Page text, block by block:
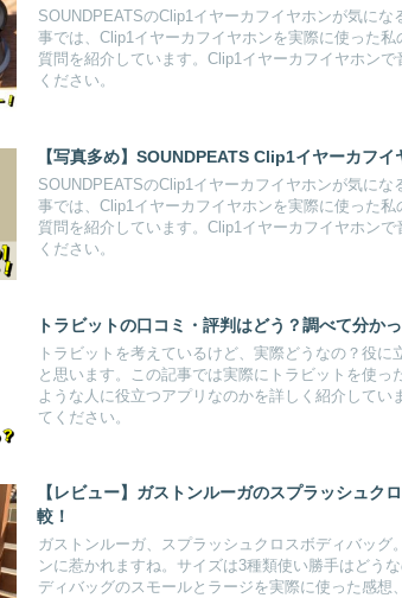
SOUNDPEATSのClip1イヤーカフイヤホンが気に
事では、Clip1イヤーカフイヤホンを実際に使った
質問を紹介しています。Clip1イヤーカフイヤホン
ください。
【写真多め】SOUNDPEATS Clip1イヤーカフイ
SOUNDPEATSのClip1イヤーカフイヤホンが気に
事では、Clip1イヤーカフイヤホンを実際に使った
質問を紹介しています。Clip1イヤーカフイヤホン
ください。
トラビットの口コミ・評判はどう？調べて分か
トラビットを考えているけど、実際どうなの？役
と思います。この記事では実際にトラビットを使
ような人に役立つアプリなのかを詳しく紹介して
てください。
【レビュー】ガストンルーガのスプラッシュ
較！
ガストンルーガ、スプラッシュクロスボディバッ
ンに惹かれますね。サイズは3種類使い勝手はどう
ディバッグのスモールとラージを実際に使った感